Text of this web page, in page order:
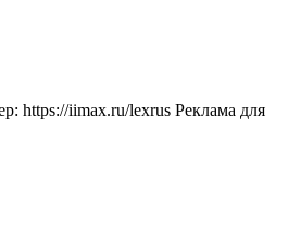
https://iimax.ru/lexrus Реклама для